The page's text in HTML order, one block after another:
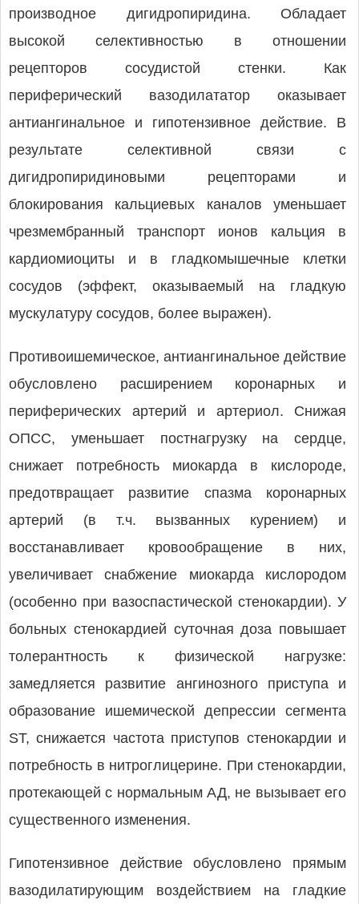
производное дигидропиридина. Обладает
высокой селективностью в отношении
рецепторов сосудистой стенки. Как
периферический вазодилататор оказывает
антиангинальное и гипотензивное действие. В
результате селективной связи с
дигидропиридиновыми рецепторами и
блокирования кальциевых каналов уменьшает
чрезмембранный транспорт ионов кальция в
кардиомиоциты и в гладкомышечные клетки
сосудов (эффект, оказываемый на гладкую
мускулатуру сосудов, более выражен).
Противоишемическое, антиангинальное действие
обусловлено расширением коронарных и
периферических артерий и артериол. Снижая
ОПСС, уменьшает постнагрузку на сердце,
снижает потребность миокарда в кислороде,
предотвращает развитие спазма коронарных
артерий (в т.ч. вызванных курением) и
восстанавливает кровообращение в них,
увеличивает снабжение миокарда кислородом
(особенно при вазоспастической стенокардии). У
больных стенокардией суточная доза повышает
толерантность к физической нагрузке:
замедляется развитие ангинозного приступа и
образование ишемической депрессии сегмента
ST, снижается частота приступов стенокардии и
потребность в нитроглицерине. При стенокардии,
протекающей с нормальным АД, не вызывает его
существенного изменения.
Гипотензивное действие обусловлено прямым
вазодилатирующим воздействием на гладкие